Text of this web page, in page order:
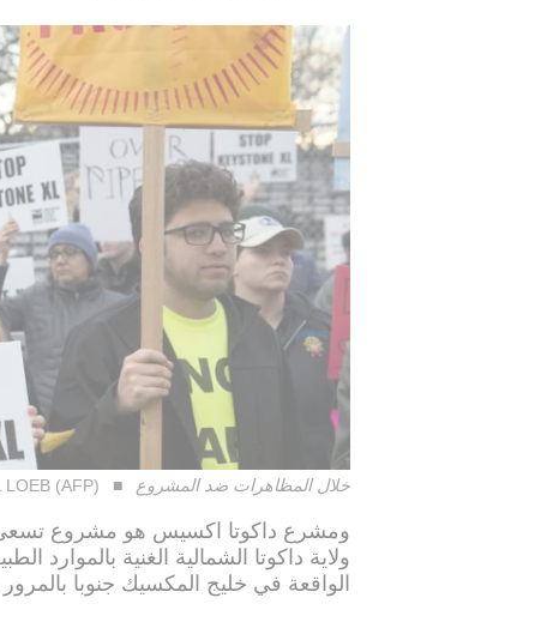
خلال المظاهرات ضد المشروع LOEB (AFP)
ومشرع داكوتا اكسيس هو مشروع تسعى
ولاية داكوتا الشمالية الغنية بالموارد
الواقعة في خليج المكسيك جنوبا بالمرور